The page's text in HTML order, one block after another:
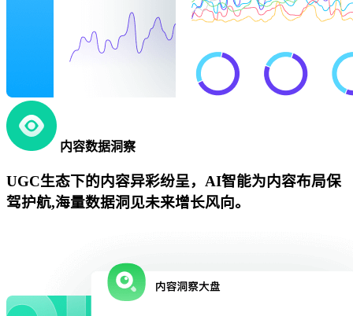
内容数据洞察
UGC生态下的内容异彩纷呈，AI智能为内容布局保
驾护航,海量数据洞见未来增长风向。